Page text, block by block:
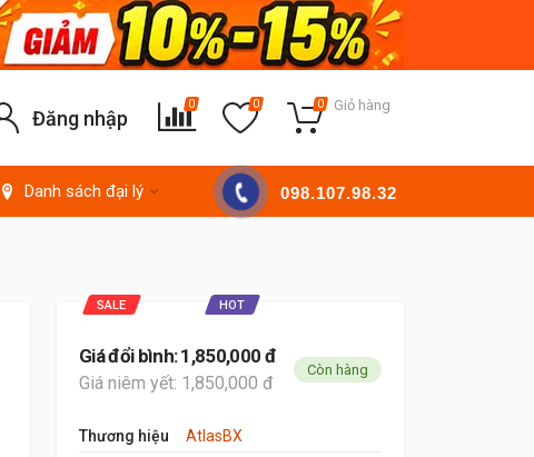
Danh sách đại lý 098.107.98.32
Đăng nhập
0 0 0 Giỏ hàng
SALE HOT
Giá đổi bình: 1,850,000 đ
Giá niêm yết: 1,850,000 đ
Còn hàng
Thương hiệu AtlasBX